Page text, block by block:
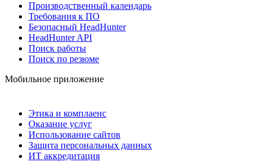
Производственный календарь
Требования к ПО
Безопасный HeadHunter
HeadHunter API
Поиск работы
Поиск по резюме
Мобильное приложение
Этика и комплаенс
Оказание услуг
Использование сайтов
Защита персональных данных
ИТ аккредитация